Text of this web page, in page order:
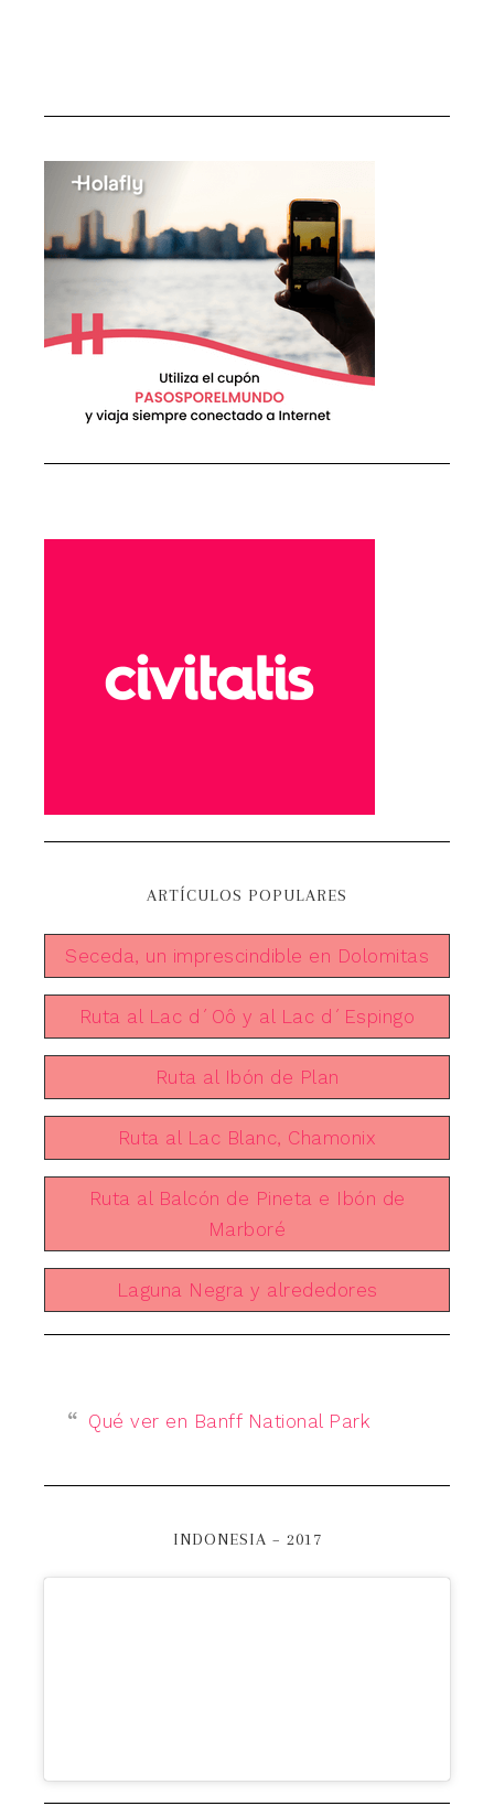
ARTÍCULOS POPULARES
Seceda, un imprescindible en Dolomitas
Ruta al Lac d´Oô y al Lac d´Espingo
Ruta al Ibón de Plan
Ruta al Lac Blanc, Chamonix
Ruta al Balcón de Pineta e Ibón de
Marboré
Laguna Negra y alrededores
Qué ver en Banff National Park
INDONESIA – 2017